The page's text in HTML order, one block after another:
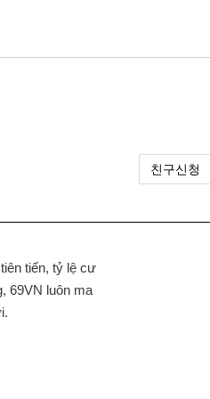
친구신청
tiến, tỷ lệ cư
69VN luôn ma